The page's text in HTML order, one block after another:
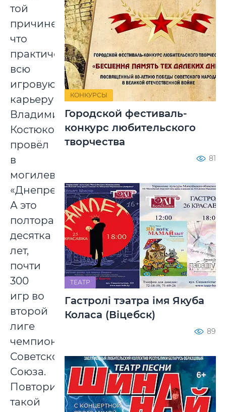
той
причине,
что
практически
всю
игровую
карьеру
Владимир
Костюков
провёл
в
могилевском
«Днепре».
А это
полтора
десятка
лет,
почти
300
игр во
второй
лиге
чемпионата
Советского
Союза.
Повторить
такой
КОНКУРСЫ
Городской фестиваль-
конкурс любительского
творчества
81
ТЕАТР
Гастролі тэатра імя Якуба
Коласа (Віцебск)
89